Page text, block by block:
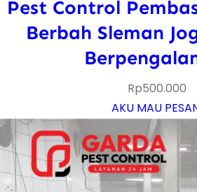
Pest Control
Berbah Sleman
Rp500.000
AKU MAU